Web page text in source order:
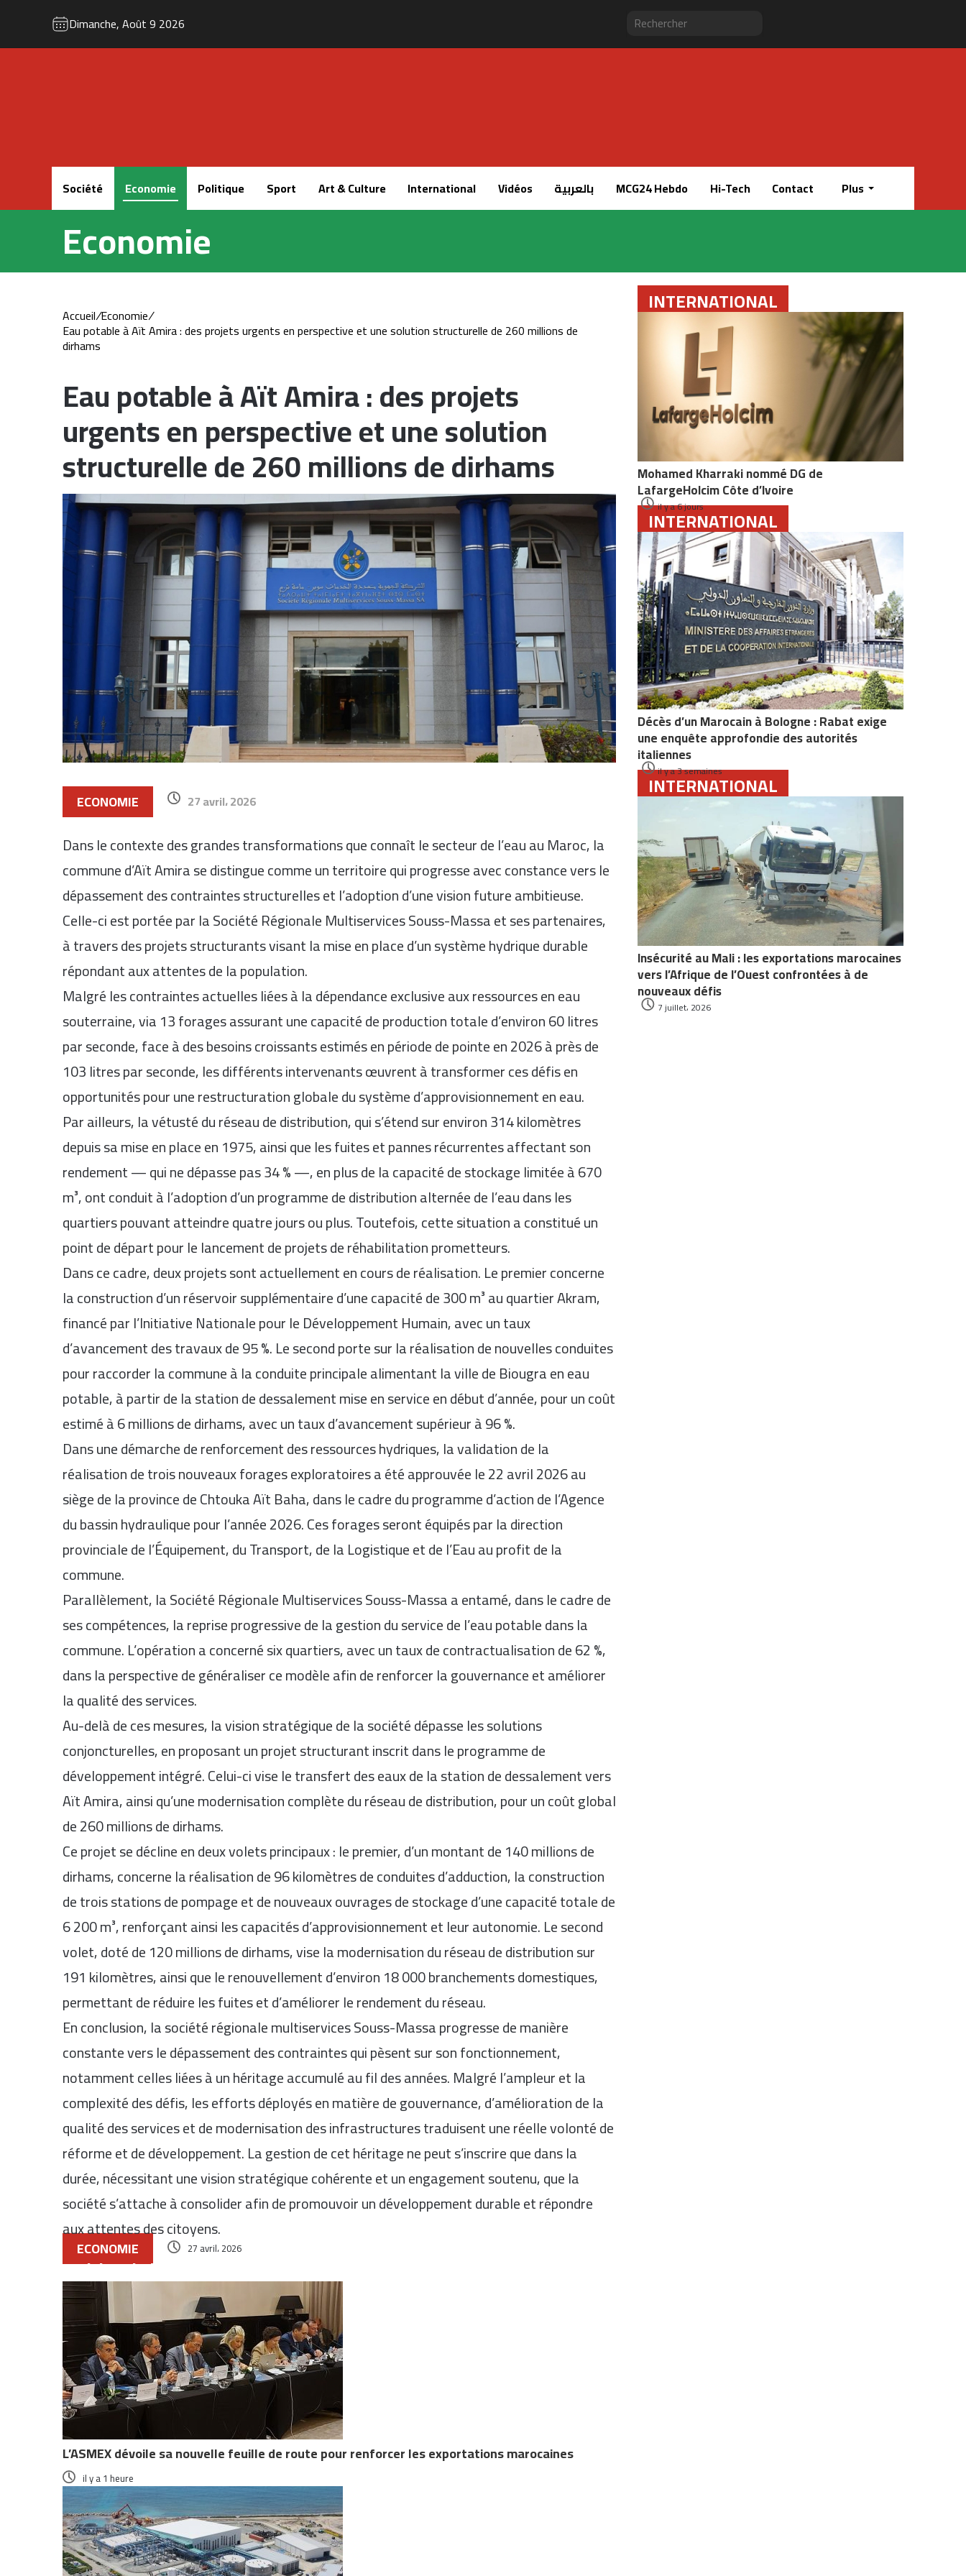
Dimanche, Août 9 2026
(barre
Accueil
Société Economie Politique Sport Art & Culture International Vidéos بالعربية MCG24 Hebdo Hi-Tech Contact Plus
Economie
Accueil/Economie/
Eau potable à Aït Amira : des projets urgents en perspective et une solution structurelle de 260 millions de
dirhams
Eau potable à Aït Amira : des projets
urgents en perspective et une solution
structurelle de 260 millions de dirhams
ECONOMIE 27 avril، 2026
Dans le contexte des grandes transformations que connaît le secteur de l’eau au Maroc, la
commune d’Aït Amira se distingue comme un territoire qui progresse avec constance vers le
dépassement des contraintes structurelles et l’adoption d’une vision future ambitieuse.
Celle-ci est portée par la Société Régionale Multiservices Souss-Massa et ses partenaires,
à travers des projets structurants visant la mise en place d’un système hydrique durable
répondant aux attentes de la population.
Malgré les contraintes actuelles liées à la dépendance exclusive aux ressources en eau
souterraine, via 13 forages assurant une capacité de production totale d’environ 60 litres
par seconde, face à des besoins croissants estimés en période de pointe en 2026 à près de
103 litres par seconde, les différents intervenants œuvrent à transformer ces défis en
opportunités pour une restructuration globale du système d’approvisionnement en eau.
Par ailleurs, la vétusté du réseau de distribution, qui s’étend sur environ 314 kilomètres
depuis sa mise en place en 1975, ainsi que les fuites et pannes récurrentes affectant son
rendement — qui ne dépasse pas 34 % —, en plus de la capacité de stockage limitée à 670
m³, ont conduit à l’adoption d’un programme de distribution alternée de l’eau dans les
quartiers pouvant atteindre quatre jours ou plus. Toutefois, cette situation a constitué un
point de départ pour le lancement de projets de réhabilitation prometteurs.
Dans ce cadre, deux projets sont actuellement en cours de réalisation. Le premier concerne
la construction d’un réservoir supplémentaire d’une capacité de 300 m³ au quartier Akram,
financé par l’Initiative Nationale pour le Développement Humain, avec un taux
d’avancement des travaux de 95 %. Le second porte sur la réalisation de nouvelles conduites
pour raccorder la commune à la conduite principale alimentant la ville de Biougra en eau
potable, à partir de la station de dessalement mise en service en début d’année, pour un coût
estimé à 6 millions de dirhams, avec un taux d’avancement supérieur à 96 %.
Dans une démarche de renforcement des ressources hydriques, la validation de la
réalisation de trois nouveaux forages exploratoires a été approuvée le 22 avril 2026 au
siège de la province de Chtouka Aït Baha, dans le cadre du programme d’action de l’Agence
du bassin hydraulique pour l’année 2026. Ces forages seront équipés par la direction
provinciale de l’Équipement, du Transport, de la Logistique et de l’Eau au profit de la
commune.
Parallèlement, la Société Régionale Multiservices Souss-Massa a entamé, dans le cadre de
ses compétences, la reprise progressive de la gestion du service de l’eau potable dans la
commune. L’opération a concerné six quartiers, avec un taux de contractualisation de 62 %,
dans la perspective de généraliser ce modèle afin de renforcer la gouvernance et améliorer
la qualité des services.
Au-delà de ces mesures, la vision stratégique de la société dépasse les solutions
conjoncturelles, en proposant un projet structurant inscrit dans le programme de
développement intégré. Celui-ci vise le transfert des eaux de la station de dessalement vers
Aït Amira, ainsi qu’une modernisation complète du réseau de distribution, pour un coût global
de 260 millions de dirhams.
Ce projet se décline en deux volets principaux : le premier, d’un montant de 140 millions de
dirhams, concerne la réalisation de 96 kilomètres de conduites d’adduction, la construction
de trois stations de pompage et de nouveaux ouvrages de stockage d’une capacité totale de
6 200 m³, renforçant ainsi les capacités d’approvisionnement et leur autonomie. Le second
volet, doté de 120 millions de dirhams, vise la modernisation du réseau de distribution sur
191 kilomètres, ainsi que le renouvellement d’environ 18 000 branchements domestiques,
permettant de réduire les fuites et d’améliorer le rendement du réseau.
En conclusion, la société régionale multiservices Souss-Massa progresse de manière
constante vers le dépassement des contraintes qui pèsent sur son fonctionnement,
notamment celles liées à un héritage accumulé au fil des années. Malgré l’ampleur et la
complexité des défis, les efforts déployés en matière de gouvernance, d’amélioration de la
qualité des services et de modernisation des infrastructures traduisent une réelle volonté de
réforme et de développement. La gestion de cet héritage ne peut s’inscrire que dans la
durée, nécessitant une vision stratégique cohérente et un engagement soutenu, que la
société s’attache à consolider afin de promouvoir un développement durable et répondre
aux attentes des citoyens.
ECONOMIE 27 avril، 2026
Articles similaires
L’ASMEX dévoile sa nouvelle feuille de route pour renforcer les exportations marocaines
il y a 1 heure
INTERNATIONAL
Mohamed Kharraki nommé DG de
LafargeHolcim Côte d’Ivoire
il y a 6 jours
INTERNATIONAL
Décès d’un Marocain à Bologne : Rabat exige
une enquête approfondie des autorités
italiennes
il y a 3 semaines
INTERNATIONAL
Insécurité au Mali : les exportations marocaines
vers l’Afrique de l’Ouest confrontées à de
nouveaux défis
7 juillet، 2026